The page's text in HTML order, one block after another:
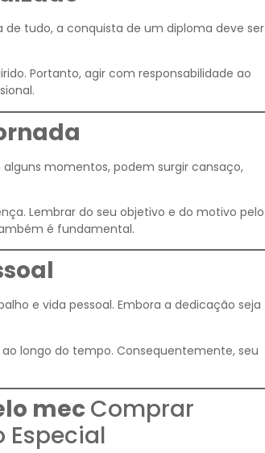
tudo, a conquista de um diploma deve ser
Portanto, agir com responsabilidade ao
momentos, podem surgir cansaço,
Lembrar do seu objetivo e do motivo pelo
é fundamental.
e vida pessoal. Embora a dedicação seja
longo do tempo. Consequentemente, seu
mecComprar
Especial